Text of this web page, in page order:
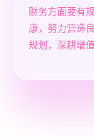
财务方面要有
康，努力营造
规划，深耕增值